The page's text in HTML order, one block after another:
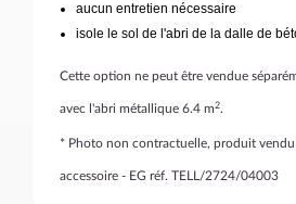
aucun entretien nécessaire
isole le sol de l'abri de la dalle de
Cette option ne peut être vendue
avec l'abri métallique 6.4 m2.
* Photo non contractuelle, produit vendu
accessoire - EG réf. TELL/2724/04003